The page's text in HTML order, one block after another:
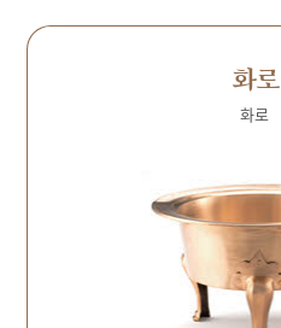
화로
화로